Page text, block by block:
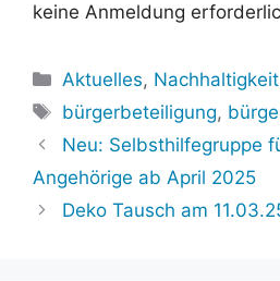
keine Anmeldung
Kategorien
Aktuelles, Nachhaltigkeit
Schlagwörter
bürgerbeteiligung,
Neu: Selbsthilfegruppe
Angehörige ab April 2025
Deko Tausch am